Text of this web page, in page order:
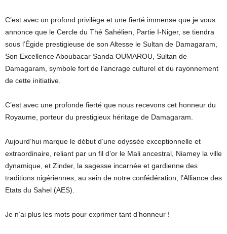
C’est avec un profond privilège et une fierté immense que je vous
annonce que le Cercle du Thé Sahélien, Partie I-Niger, se tiendra
sous l’Égide prestigieuse de son Altesse le Sultan de Damagaram,
Son Excellence Aboubacar Sanda OUMAROU, Sultan de
Damagaram, symbole fort de l’ancrage culturel et du rayonnement
de cette initiative.
C’est avec une profonde fierté que nous recevons cet honneur du
Royaume, porteur du prestigieux héritage de Damagaram.
Aujourd’hui marque le début d’une odyssée exceptionnelle et
extraordinaire, reliant par un fil d’or le Mali ancestral, Niamey la ville
dynamique, et Zinder, la sagesse incarnée et gardienne des
traditions nigériennes, au sein de notre confédération, l’Alliance des
Etats du Sahel (AES).
Je n’ai plus les mots pour exprimer tant d’honneur !